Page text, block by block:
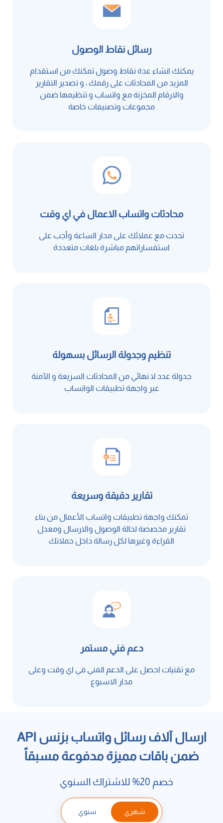
رسائل نقاط الوصول
يمكنك انشاء عدة نقاط وصول تمكنك من استقدام
المزيد من المحادثات على رقمك ، و تصدير التقارير
والارقام المخزنة مع واتساب و تنظيمها ضمن
مجموعات وتصنيفات خاصة
محادثات واتساب الاعمال في اي وقت
تحدث مع عملائك على مدار الساعة وأجب على
استفساراتهم مباشرة بلغات متعددة
تنظيم وجدولة الرسائل بسهولة
جدولة عدد لا نهائي من المحادثات السريعة و الآمنة
عبر واجهة تطبيقات الواتساب
تقارير دقيقة وسريعة
تمكنك واجهة تطبيقات واتساب الأعمال من بناء
تقارير مخصصة لحالة الوصول والارسال ومعدل
القراءة وغيرها لكل رسالة داخل حملاتك
دعم فني مستمر
مع تقنيات احصل على الدعم الفني في اي وقت وعلى
مدار الاسبوع
ارسال آلاف رسائل واتساب بزنس API
ضمن باقات مميزة مدفوعة مسبقاً
خصم 20% للاشتراك السنوي
شهري سنوي